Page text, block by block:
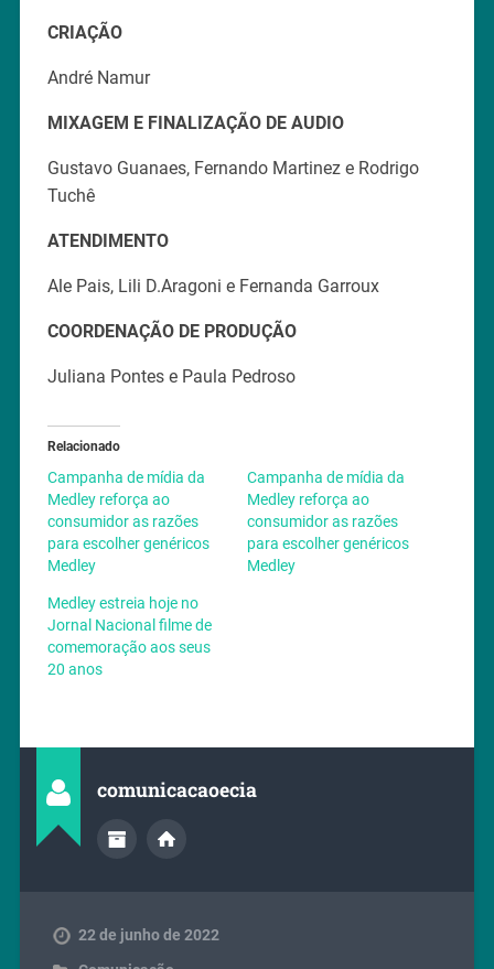
CRIAÇÃO
André Namur
MIXAGEM E FINALIZAÇÃO DE AUDIO
Gustavo Guanaes, Fernando Martinez e Rodrigo
Tuchê
ATENDIMENTO
Ale Pais, Lili D.Aragoni e Fernanda Garroux
COORDENAÇÃO DE PRODUÇÃO
Juliana Pontes e Paula Pedroso
Relacionado
Campanha de mídia da
Medley reforça ao
consumidor as razões
para escolher genéricos
Medley
Campanha de mídia da
Medley reforça ao
consumidor as razões
para escolher genéricos
Medley
Medley estreia hoje no
Jornal Nacional filme de
comemoração aos seus
20 anos
comunicacaoecia
22 de junho de 2022